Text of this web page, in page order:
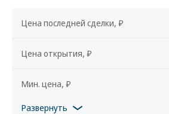
Цена последней сделки, ₽
Цена открытия, ₽
Мин. цена, ₽
Развернуть